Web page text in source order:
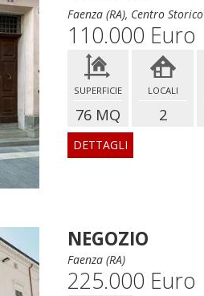
Faenza (RA), Centro Storico
110.000 Euro
SUPERFICIE
76 MQ
LOCALI
2
DETTAGLI
NEGOZIO
Faenza (RA)
225.000 Euro